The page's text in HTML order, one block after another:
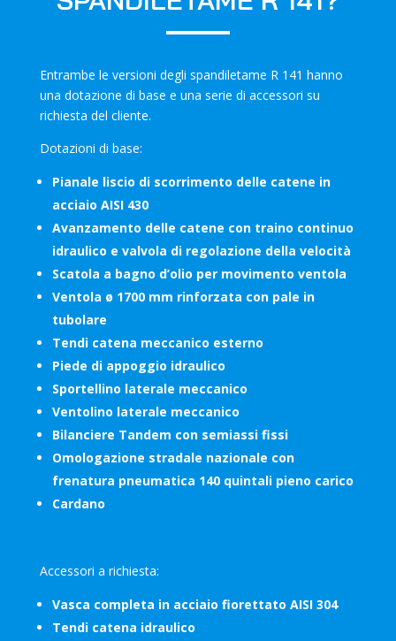
Entrambe le versioni degli spandiletame R 141 hanno
una dotazione di base e una serie di accessori su
richiesta del cliente.
Dotazioni di base:
Pianale liscio di scorrimento delle catene in
acciaio AISI 430
Avanzamento delle catene con traino continuo
idraulico e valvola di regolazione della velocità
Scatola a bagno d’olio per movimento ventola
Ventola ø 1700 mm rinforzata con pale in
tubolare
Tendi catena meccanico esterno
Piede di appoggio idraulico
Sportellino laterale meccanico
Ventolino laterale meccanico
Bilanciere Tandem con semiassi fissi
Omologazione stradale nazionale con
frenatura pneumatica 140 quintali pieno carico
Cardano
Accessori a richiesta:
Vasca completa in acciaio fiorettato AISI 304
Tendi catena idraulico